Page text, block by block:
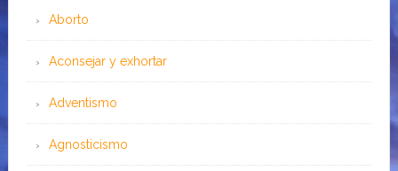
Aborto
Aconsejar y exhortar
Adventismo
Agnosticismo